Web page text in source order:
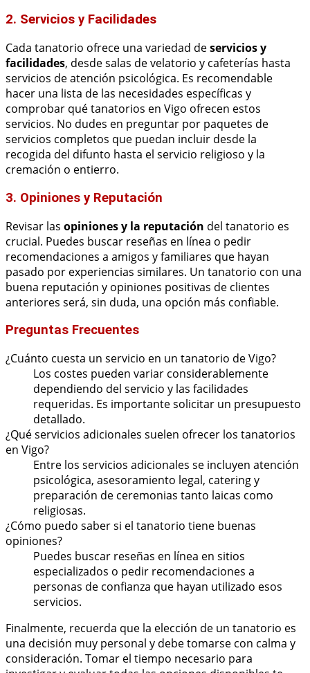
2. Servicios y Facilidades
Cada tanatorio ofrece una variedad deservicios y
facilidades, desde salas de velatorio y cafeterías hasta
servicios de atención psicológica. Es recomendable
hacer una lista de las necesidades específicas y
comprobar qué tanatorios en Vigo ofrecen estos
servicios. No dudes en preguntar por paquetes de
servicios completos que puedan incluir desde la
recogida del difunto hasta el servicio religioso y la
cremación o entierro.
3. Opiniones y Reputación
Revisar las opiniones y la reputación del tanatorio es
crucial. Puedes buscar reseñas en línea o pedir
recomendaciones a amigos y familiares que hayan
pasado por experiencias similares. Un tanatorio con una
buena reputación y opiniones positivas de clientes
anteriores será, sin duda, una opción más confiable.
Preguntas Frecuentes
¿Cuánto cuesta un servicio en un tanatorio de Vigo?
Los costes pueden variar considerablemente
dependiendo del servicio y las facilidades
requeridas. Es importante solicitar un presupuesto
detallado.
¿Qué servicios adicionales suelen ofrecer los tanatorios
en Vigo?
Entre los servicios adicionales se incluyen atención
psicológica, asesoramiento legal, catering y
preparación de ceremonias tanto laicas como
religiosas.
¿Cómo puedo saber si el tanatorio tiene buenas
opiniones?
Puedes buscar reseñas en línea en sitios
especializados o pedir recomendaciones a
personas de confianza que hayan utilizado esos
servicios.
Finalmente, recuerda que la elección de un tanatorio es
una decisión muy personal y debe tomarse con calma y
consideración. Tomar el tiempo necesario para